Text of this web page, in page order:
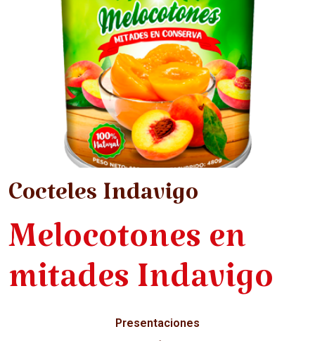
Cocteles Indavigo
Melocotones en
mitades Indavigo
Presentaciones